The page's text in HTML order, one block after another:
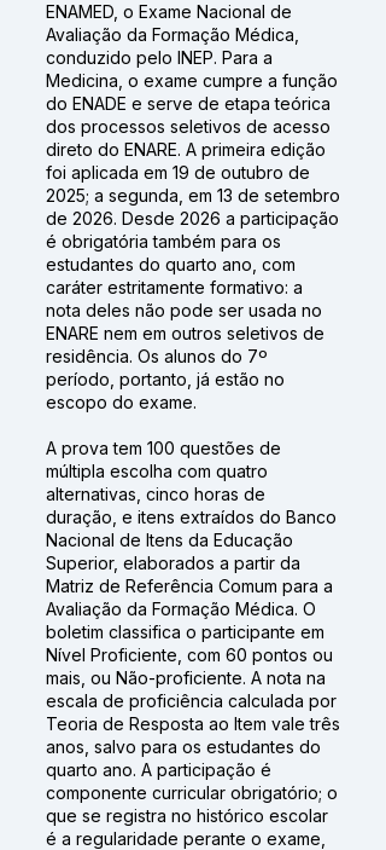
ENAMED, o Exame Nacional de
Avaliação da Formação Médica,
conduzido pelo INEP. Para a
Medicina, o exame cumpre a função
do ENADE e serve de etapa teórica
dos processos seletivos de acesso
direto do ENARE. A primeira edição
foi aplicada em 19 de outubro de
2025; a segunda, em 13 de setembro
de 2026. Desde 2026 a participação
é obrigatória também para os
estudantes do quarto ano, com
caráter estritamente formativo: a
nota deles não pode ser usada no
ENARE nem em outros seletivos de
residência. Os alunos do 7º
período, portanto, já estão no
escopo do exame.
A prova tem 100 questões de
múltipla escolha com quatro
alternativas, cinco horas de
duração, e itens extraídos do Banco
Nacional de Itens da Educação
Superior, elaborados a partir da
Matriz de Referência Comum para a
Avaliação da Formação Médica. O
boletim classifica o participante em
Nível Proficiente, com 60 pontos ou
mais, ou Não-proficiente. A nota na
escala de proficiência calculada por
Teoria de Resposta ao Item vale três
anos, salvo para os estudantes do
quarto ano. A participação é
componente curricular obrigatório; o
que se registra no histórico escolar
é a regularidade perante o exame,